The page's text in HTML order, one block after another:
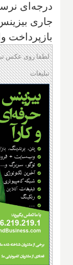
درجه‌ای
جاری
بازپرداخت
لطفا روی عکس
تبلیغات